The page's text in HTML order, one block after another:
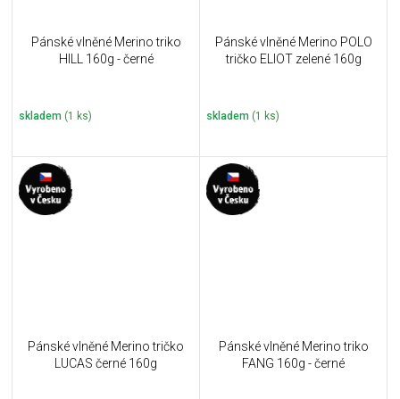
Pánské vlněné Merino triko
HILL 160g - černé
skladem (1 ks)
Pánské vlněné Merino POLO
tričko ELIOT zelené 160g
skladem (1 ks)
Pánské vlněné Merino tričko
LUCAS černé 160g
Pánské vlněné Merino triko
FANG 160g - černé